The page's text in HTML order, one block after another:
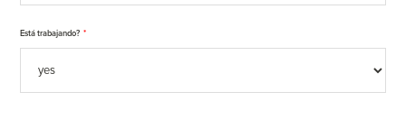
Está trabajando? *